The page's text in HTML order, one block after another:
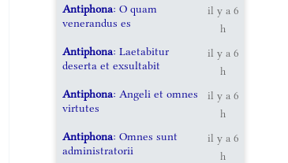
Antiphona: O quam
venerandus es
il y a 6
h
Antiphona: Laetabitur
deserta et exsultabit
il y a 6
h
Antiphona: Angeli et omnes
virtutes
il y a 6
h
Antiphona: Omnes sunt
administratorii
il y a 6
h